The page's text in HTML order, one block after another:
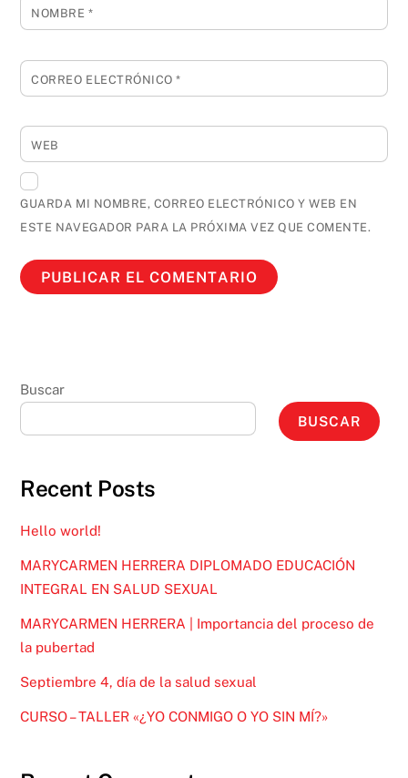
NOMBRE *
CORREO ELECTRÓNICO*
WEB
GUARDA MI NOMBRE, CORREO ELECTRÓNICO Y WEB EN
ESTE NAVEGADOR PARA LA PRÓXIMA VEZ QUE COMENTE.
Buscar
BUSCAR
Recent Posts
Hello world!
MARYCARMEN HERRERA DIPLOMADO EDUCACIÓN
INTEGRAL EN SALUD SEXUAL
MARYCARMEN HERRERA | Importancia del proceso de
la pubertad
Septiembre 4, día de la salud sexual
CURSO – TALLER «¿YO CONMIGO O YO SIN MÍ?»